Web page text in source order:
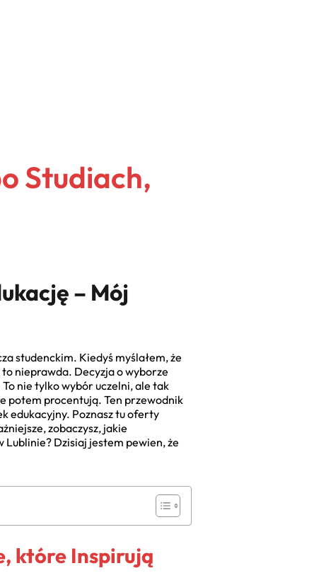
Studiach,
– Mój
studenckim. Kiedyś myślałem, że
nieprawda. Decyzja o wyborze
nie tylko wybór uczelni, ale tak
potem procentują. Ten przewodnik
edukacyjny. Poznasz tu oferty
zobaczysz, jakie
Lublinie? Dzisiaj jestem pewien, że
które Inspirują